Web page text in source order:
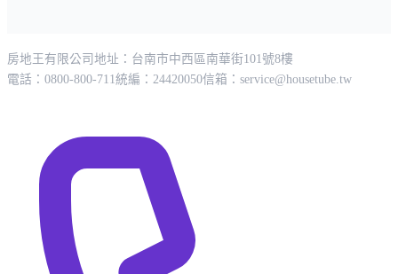
房地王有限公司 地址：台南市中西區南華街101號8樓
電話：0800-800-711統編：24420050信箱： service@housetube.tw